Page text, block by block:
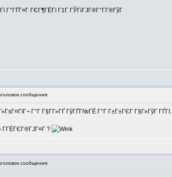
Г°ГҐГ¤Г ГЄГ¶ГЁГї Г‡Г ГЎГіГЈГ®Г°Г­Г®ГўГ
сообщения:
Г°Г Г§Г­Г»ГҐ ГўГҐГ№ГЁ Г°Г Г±Г±ГЄГ Г§Г»ГўГ ГҐГІ.
Г­ГЁГЄГ®ГЈГ¤Г ?
сообщения: